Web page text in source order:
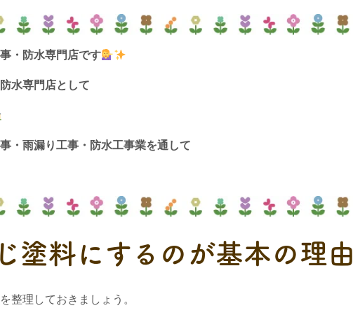
・防水専門店です
水専門店として
・雨漏り工事・防水工事業を通して
塗料にするのが基本の理由
整理しておきましょう。